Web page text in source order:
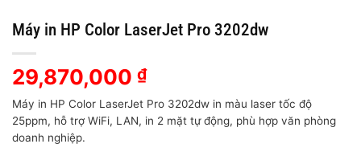
Máy in HP Color LaserJet Pro 3202dw
29,870,000 ₫
Máy in HP Color LaserJet Pro 3202dw in màu laser tốc độ
25ppm, hỗ trợ WiFi, LAN, in 2 mặt tự động, phù hợp văn phòng
doanh nghiệp.